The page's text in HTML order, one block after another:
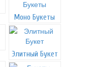
Моно Букеты
Элитный Букет